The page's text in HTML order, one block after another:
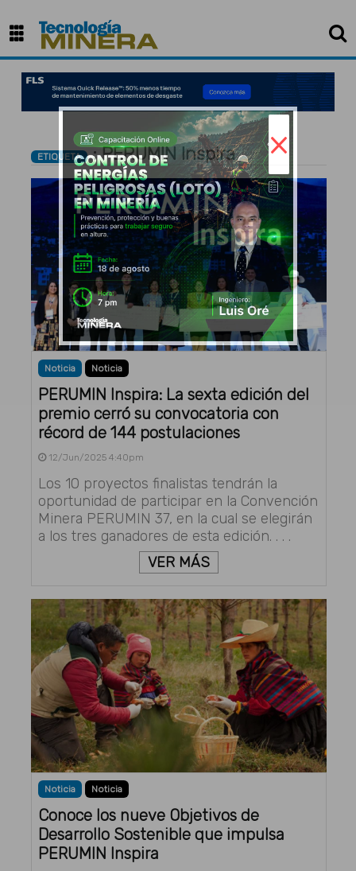
ETIQUETA : PERUMIN Inspira
Noticia Noticia
PERUMIN Inspira: La sexta edición del
premio cerró su convocatoria con
récord de 144 postulaciones
12/Jun/2025 4:40pm
Los 10 proyectos finalistas tendrán la
oportunidad de participar en la Convención
Minera PERUMIN 37, en la cual se elegirán
a los tres ganadores de esta edición. . . .
VER MÁS
Noticia Noticia
Conoce los nueve Objetivos de
Desarrollo Sostenible que impulsa
PERUMIN Inspira
×